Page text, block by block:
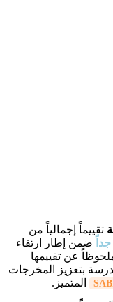
تقييماً إجمالياً من
جدا ضمن إطار ارتقاء
تقدماً ملحوظاً عن تقييمها
بتعزيز المخرجات
المتميز.